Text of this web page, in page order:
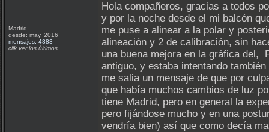
Madrid
desde: may, 2016
mensajes: 4883
clik ver los últimos
Hola compañeros, gracias a todos
y por la noche desde el mi balcón
me puse a alinear a la polar y
alineación y 2 de calibración, sin
una buena mejora en la gráfica
antiguo, y estaba intentando
me salia un mensaje de que por
que había muchos cambios de luz
tiene Madrid, pero en general la
pero fijándose mucho y en una
vendría bien) así que como decía